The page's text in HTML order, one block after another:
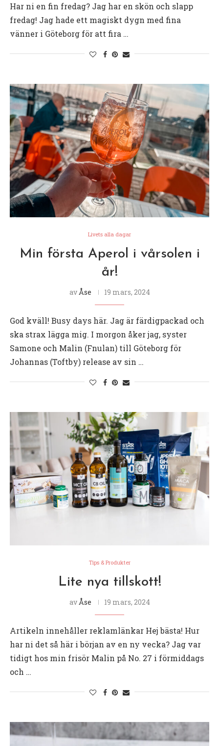
Har ni en fin fredag? Jag har en skön och slapp
fredag! Jag hade ett magiskt dygn med fina
vänner i Göteborg för att fira …
Livets alla dagar
Min första Aperol i vårsolen i
år!
av Åse 19 mars, 2024
God kväll! Busy days här. Jag är färdigpackad och
ska strax lägga mig. I morgon åker jag, syster
Samone och Malin (Fnulan) till Göteborg för
Johannas (Toftby) release av sin …
Tips & Produkter
Lite nya tillskott!
av Åse 19 mars, 2024
Artikeln innehåller reklamlänkar Hej bästa! Hur
har ni det så här i början av en ny vecka? Jag var
tidigt hos min frisör Malin på No. 27 i förmiddags
och …